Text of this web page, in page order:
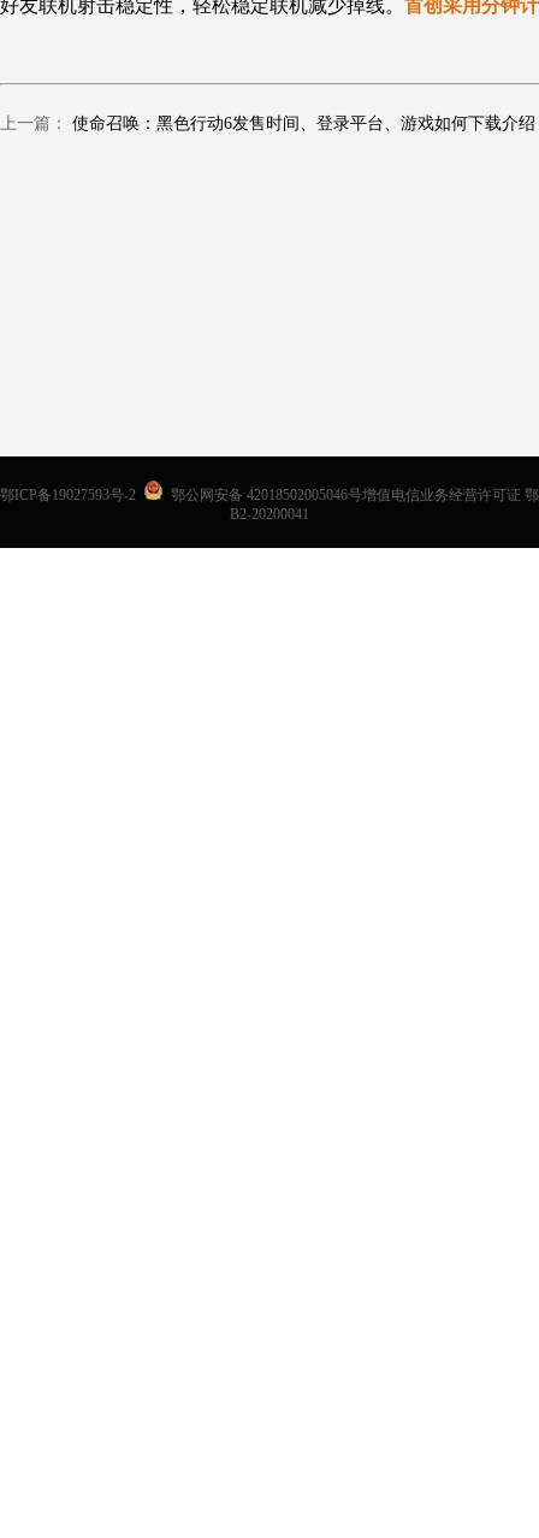
好友联机射击稳定性，轻松稳定联机减少掉线。 首创采用分钟
上一篇： 使命召唤：黑色行动6发售时间、登录平台、游戏如何下载介绍
鄂ICP备19027593号-2
鄂公网安备 42018502005046号增值电信业务经营许可证 鄂
B2-20200041